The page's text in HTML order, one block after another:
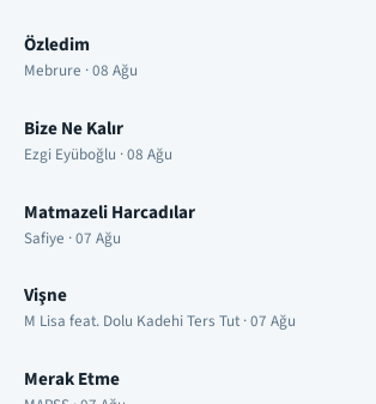
Özledim
Mebrure · 08 Ağu
Bize Ne Kalır
Ezgi Eyüboğlu · 08 Ağu
Matmazeli Harcadılar
Safiye · 07 Ağu
Vişne
M Lisa feat. Dolu Kadehi Ters Tut · 07 Ağu
Merak Etme